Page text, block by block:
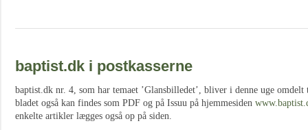
baptist.dk i postkasserne
baptist.dk nr. 4, som har temaet ’Glansbilledet’, bliver i denne uge
bladet også kan findes som PDF og på Issuu på hjemmesiden
enkelte artikler lægges også op på siden.